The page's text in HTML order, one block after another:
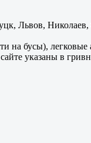
Львов,
на бусы),
указаны в